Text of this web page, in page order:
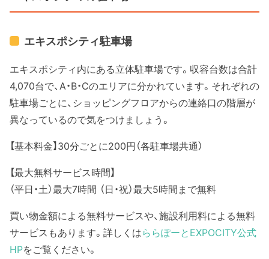
エキスポシティ駐車場
エキスポシティ内にある立体駐車場です。収容台数は合計
4,070台で、A・B・Cのエリアに分かれています。それぞれの
駐車場ごとに、ショッピングフロアからの連絡口の階層が
異なっているので気をつけましょう。
【基本料金】30分ごとに200円（各駐車場共通）
【最大無料サービス時間】
（平日・土）最大7時間 （日・祝）最大5時間まで無料
買い物金額による無料サービスや、施設利用料による無料
サービスもあります。詳しくはららぽーとEXPOCITY公式
HPをご覧ください。